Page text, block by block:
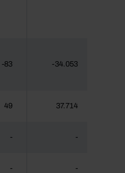
-83 -34.053
49 37.714
- -
- -